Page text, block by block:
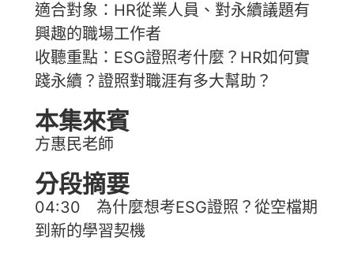
適合對象：HR從業人員、對永續議題有
興趣的職場工作者
收聽重點：ESG證照考什麼？HR如何實
踐永續？證照對職涯有多大幫助？
本集來賓
方惠民老師
分段摘要
04:30 為什麼想考ESG證照？從空檔期
到新的學習契機